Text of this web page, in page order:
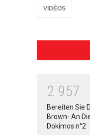
VIDÉOS
2 957
Bereiten Sie
Brown- An
Dokimos n°2